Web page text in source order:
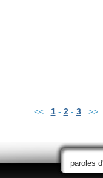
<< 1- 2- 3>>